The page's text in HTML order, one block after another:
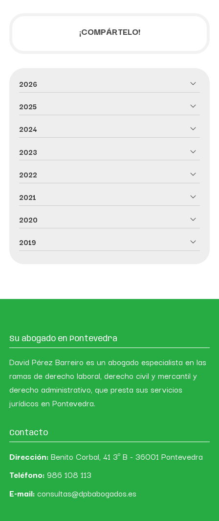
¡COMPÁRTELO!
2026
2025
2024
2023
2022
2021
2020
2019
Su abogado en Pontevedra
David Pérez Barreiro es un abogado especialista en las
ramas de derecho laboral, derecho civil y mercantil y
derecho administrativo, que presta sus servicios
jurídicos en Pontevedra.
Contacto
Dirección:Benito Corbal, 41 3º B - 36001 Pontevedra
Teléfono:986 108 113
E-mail:consultas@dpbabogados.es